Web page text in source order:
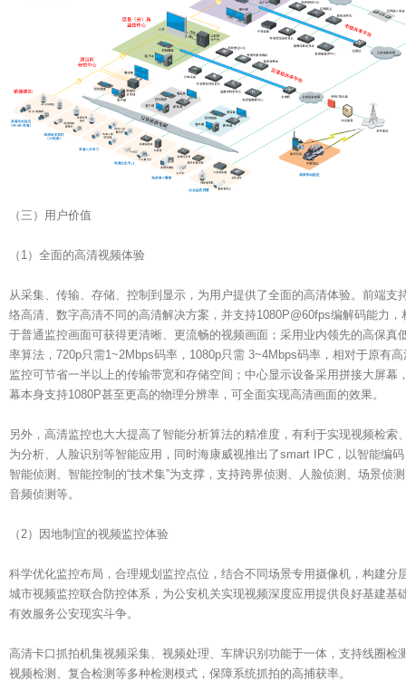
（三）用户价值
（1）全面的高清视频体验
从采集、传输、存储、控制到显示，为用户提供了全面的高清体验。前端支
络高清、数字高清不同的高清解决方案，并支持1080P@60fps编解码能力，
于普通监控画面可获得更清晰、更流畅的视频画面；采用业内领先的高保真
率算法，720p只需1~2Mbps码率，1080p只需 3~4Mbps码率，相对于原有高
监控可节省一半以上的传输带宽和存储空间；中心显示设备采用拼接大屏幕
幕本身支持1080P甚至更高的物理分辨率，可全面实现高清画面的效果。
另外，高清监控也大大提高了智能分析算法的精准度，有利于实现视频检索
为分析、人脸识别等智能应用，同时海康威视推出了smart IPC，以智能编
智能侦测、智能控制的“技术集”为支撑，支持跨界侦测、人脸侦测、场景侦
音频侦测等。
（2）因地制宜的视频监控体验
科学优化监控布局，合理规划监控点位，结合不同场景专用摄像机，构建分
城市视频监控联合防控体系，为公安机关实现视频深度应用提供良好基建基
有效服务公安现实斗争。
高清卡口抓拍机集视频采集、视频处理、车牌识别功能于一体，支持线圈检
视频检测、复合检测等多种检测模式，保障系统抓拍的高捕获率。